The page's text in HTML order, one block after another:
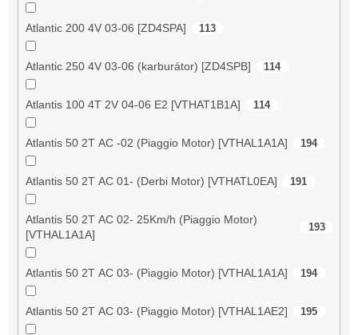
Atlantic 200 4V 03-06 [ZD4SPA] 113
Atlantic 250 4V 03-06 (karburátor) [ZD4SPB] 114
Atlantis 100 4T 2V 04-06 E2 [VTHAT1B1A] 114
Atlantis 50 2T AC -02 (Piaggio Motor) [VTHAL1A1A] 194
Atlantis 50 2T AC 01- (Derbi Motor) [VTHATL0EA] 191
Atlantis 50 2T AC 02- 25Km/h (Piaggio Motor)
[VTHAL1A1A]
193
Atlantis 50 2T AC 03- (Piaggio Motor) [VTHAL1A1A] 194
Atlantis 50 2T AC 03- (Piaggio Motor) [VTHAL1AE2] 195